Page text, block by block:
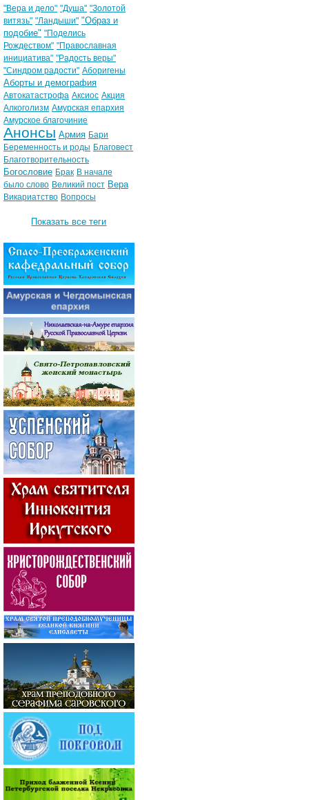
"Вера и дело" "Душа" "Золотой
витязь" "Ландыши" "Образ и
подобие" "Поделись
Рождеством" "Православная
инициатива" "Радость веры"
"Синдром радости" Аборигены
Аборты и демография
Автокатастрофа Аксиос Акция
Алкоголизм Амурская епархия
Амурское благочиние
Анонсы Армия Бари
Беременность и роды Благовест
Благотворительность
Богословие Брак В начале
было слово Великий пост Вера
Викариатство Вопросы
Показать все теги